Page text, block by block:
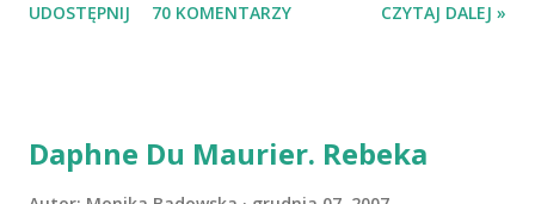
Losowanie odbędzie się w niedzielę o 8:00. Zapraszam
UDOSTĘPNIJ 70 KOMENTARZY CZYTAJ DALEJ »
Daphne Du Maurier. Rebeka